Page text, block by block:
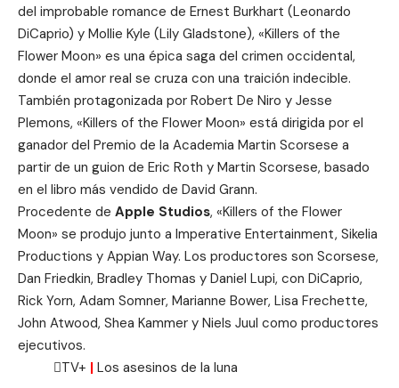
del improbable romance de Ernest Burkhart (Leonardo
DiCaprio) y Mollie Kyle (Lily Gladstone), «Killers of the
Flower Moon» es una épica saga del crimen occidental,
donde el amor real se cruza con una traición indecible.
También protagonizada por Robert De Niro y Jesse
Plemons, «Killers of the Flower Moon» está dirigida por el
ganador del Premio de la Academia Martin Scorsese a
partir de un guion de Eric Roth y Martin Scorsese, basado
en el libro más vendido de David Grann.
Procedente de Apple Studios, «Killers of the Flower
Moon» se produjo junto a Imperative Entertainment, Sikelia
Productions y Appian Way. Los productores son Scorsese,
Dan Friedkin, Bradley Thomas y Daniel Lupi, con DiCaprio,
Rick Yorn, Adam Somner, Marianne Bower, Lisa Frechette,
John Atwood, Shea Kammer y Niels Juul como productores
ejecutivos.
TV+ | Los asesinos de la luna